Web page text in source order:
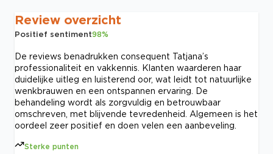
Review overzicht
Positief sentiment98%
De reviews benadrukken consequent Tatjana’s
professionaliteit en vakkennis. Klanten waarderen haar
duidelijke uitleg en luisterend oor, wat leidt tot natuurlijke
wenkbrauwen en een ontspannen ervaring. De
behandeling wordt als zorgvuldig en betrouwbaar
omschreven, met blijvende tevredenheid. Algemeen is het
oordeel zeer positief en doen velen een aanbeveling.
Sterke punten